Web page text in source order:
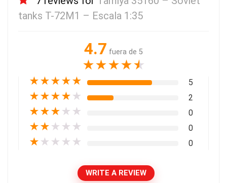
tanks T-72M1 – Escala 1:35
4.7 fuera de 5
★★★★★
★★★★★ 5
★★★★ ★ 2
★★★ ★ ★ 0
★★ ★ ★ ★ 0
★ ★ ★ ★ ★ 0
WRITE A REVIEW